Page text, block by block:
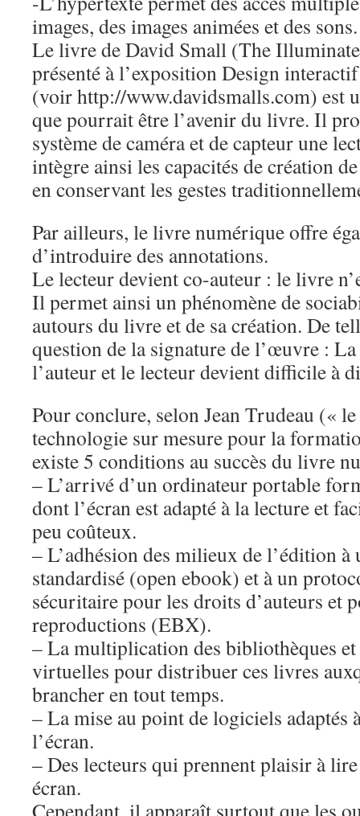
images, des images animées et des sons.
Le livre de David Small (The
présenté à l’exposition Design
(voir http://www.davidsmalls.com) est
que pourrait être l’avenir du livre. Il
système de caméra et de capteur une
intègre ainsi les capacités de création
en conservant les gestes
Par ailleurs, le livre numérique offre
d’introduire des annotations.
Le lecteur devient co-auteur : le livre
Il permet ainsi un phénomène de
autours du livre et de sa création. De
question de la signature de l’œuvre :
l’auteur et le lecteur devient difficile à
Pour conclure, selon Jean Trudeau («
technologie sur mesure pour la
existe 5 conditions au succès du livre
– L’arrivé d’un ordinateur portable
dont l’écran est adapté à la lecture et
peu coûteux.
– L’adhésion des milieux de l’édition
standardisé (open ebook) et à un
sécuritaire pour les droits d’auteurs et
reproductions (EBX).
– La multiplication des bibliothèques
virtuelles pour distribuer ces livres
brancher en tout temps.
– La mise au point de logiciels adaptés
l’écran.
– Des lecteurs qui prennent plaisir à
écran.
Cependant, il apparaît surtout que les